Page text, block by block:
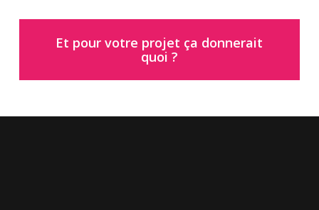
Et pour votre projet ça donnerait
quoi ?